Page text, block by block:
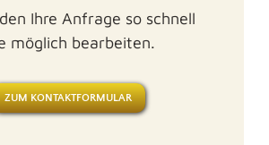
Ihre Anfrage so schnell
möglich bearbeiten.
ZUM KONTAKTFORMULAR